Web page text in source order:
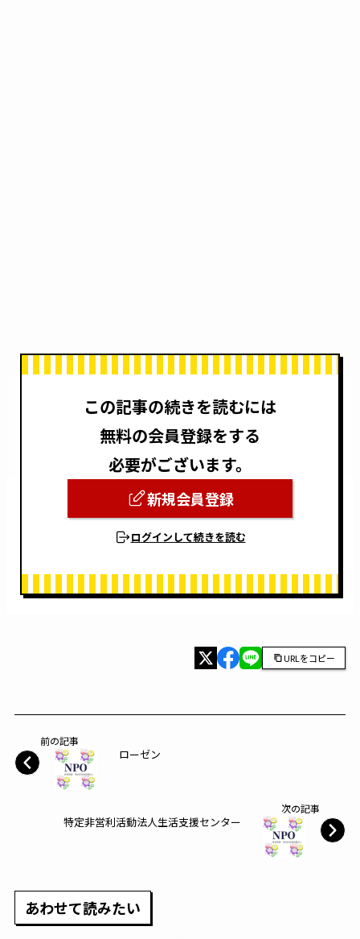
この記事の続きを読むには
無料の会員登録をする
必要がございます。
新規会員登録
ログインして続きを読む
URLをコピー
前の記事
ローゼン
次の記事
特定非営利活動法人生活支援センター
あわせて読みたい